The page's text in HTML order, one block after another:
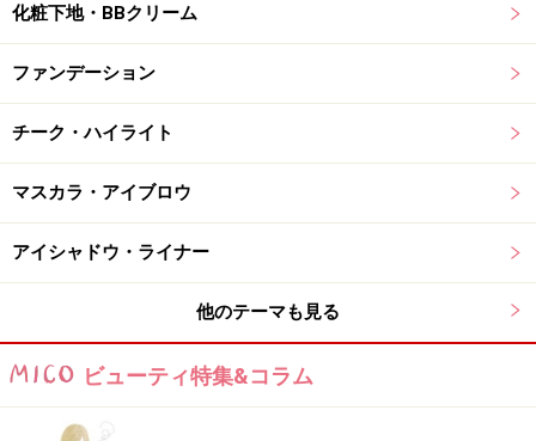
わせて“遊び”を入れてみたり、使い方も自由自在です。
ロックが崩れないというのも嬉しいポイントですね。
の「フェイスブレンダー ブラシ」。適度なコシと柔らか
さのあるホワイトゴート（白いヤギ）の毛が、肌ざわり
良い万能ブラシです。ムラなくキレイにパウダーを散り
ばめてくれます。
【商品お問合せ先】
化粧下地・BBクリーム
ファンデーション
チーク・ハイライト
マスカラ・アイブロウ
アイシャドウ・ライナー
他のテーマも見る
ビューティ特集&コラム